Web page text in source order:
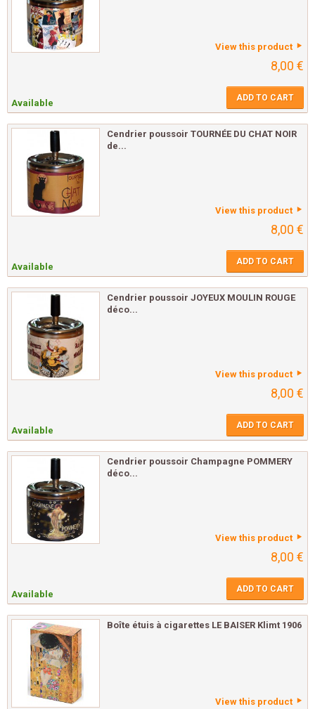
View this product
8,00 €
Available ADD TO CART
Cendrier poussoir TOURNÉE DU CHAT NOIR
de...
View this product
8,00 €
Available ADD TO CART
Cendrier poussoir JOYEUX MOULIN ROUGE
déco...
View this product
8,00 €
Available ADD TO CART
Cendrier poussoir Champagne POMMERY
déco...
View this product
8,00 €
Available ADD TO CART
Boîte étuis à cigarettes LE BAISER Klimt 1906
View this product